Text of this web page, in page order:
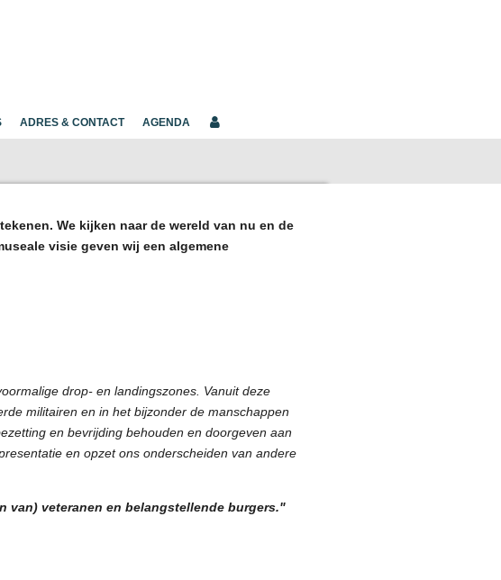
ADRES & CONTACT AGENDA
We kijken naar de wereld van nu en de
visie geven wij een algemene
drop- en landingszones. Vanuit deze
militairen en in het bijzonder de manschappen
en bevrijding behouden en doorgeven aan
en opzet ons onderscheiden van andere
van) veteranen en belangstellende burgers."